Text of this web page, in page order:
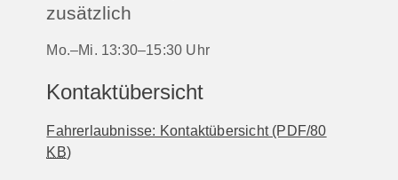
zusätzlich
Mo.–Mi. 13:30–15:30 Uhr
Kontaktübersicht
Fahrerlaubnisse: Kontaktübersicht(PDF/80
KB)